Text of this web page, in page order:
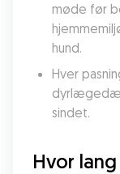
møde før
hund.
Hver
sindet.
Hvor